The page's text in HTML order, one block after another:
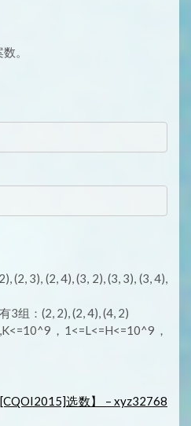
。
(2, 3), (2, 4), (3, 2), (3, 3), (3, 4),
3组：(2, 2), (2, 4), (4, 2)
，1<=L<=H<=10^9，
选数】 – xyz32768